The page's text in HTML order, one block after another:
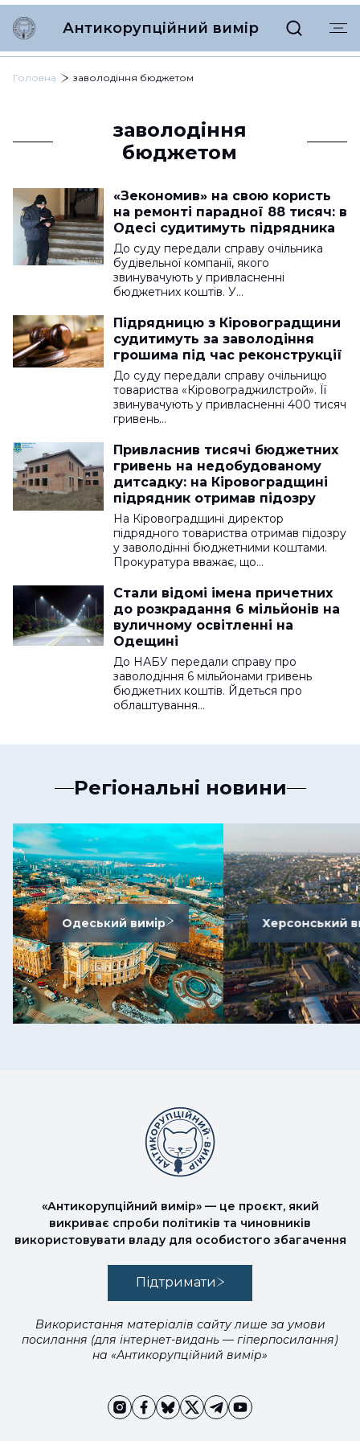
Антикорупційний вимір
Головна заволодіння бюджетом
заволодіння
бюджетом
«Зекономив» на свою користь
на ремонті парадної 88 тисяч: в
Одесі судитимуть підрядника
До суду передали справу очільника
будівельної компанії, якого
звинувачують у привласненні
бюджетних коштів. У…
Підрядницю з Кіровоградщини
судитимуть за заволодіння
грошима під час реконструкції
До суду передали справу очільницю
товариства «Кіровограджилстрой». Її
звинувачують у привласненні 400 тисяч
гривень…
Привласнив тисячі бюджетних
гривень на недобудованому
дитсадку: на Кіровоградщині
підрядник отримав підозру
На Кіровоградщині директор
підрядного товариства отримав підозру
у заволодінні бюджетними коштами.
Прокуратура вважає, що…
Стали відомі імена причетних
до розкрадання 6 мільйонів на
вуличному освітленні на
Одещині
До НАБУ передали справу про
заволодіння 6 мільйонами гривень
бюджетних коштів. Йдеться про
облаштування…
Регіональні новини
Одеський вимір Херсонський
«Антикорупційний вимір» — це проєкт, який
викриває спроби політиків та чиновників
використовувати владу для особистого збагачення
Підтримати
Використання матеріалів сайту лише за умови
посилання (для інтернет-видань — гіперпосилання)
на «Антикорупційний вимір»